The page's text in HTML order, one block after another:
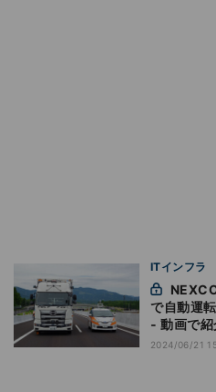
ITインフラ
で自動運
- 動画で紹
2024/06/21